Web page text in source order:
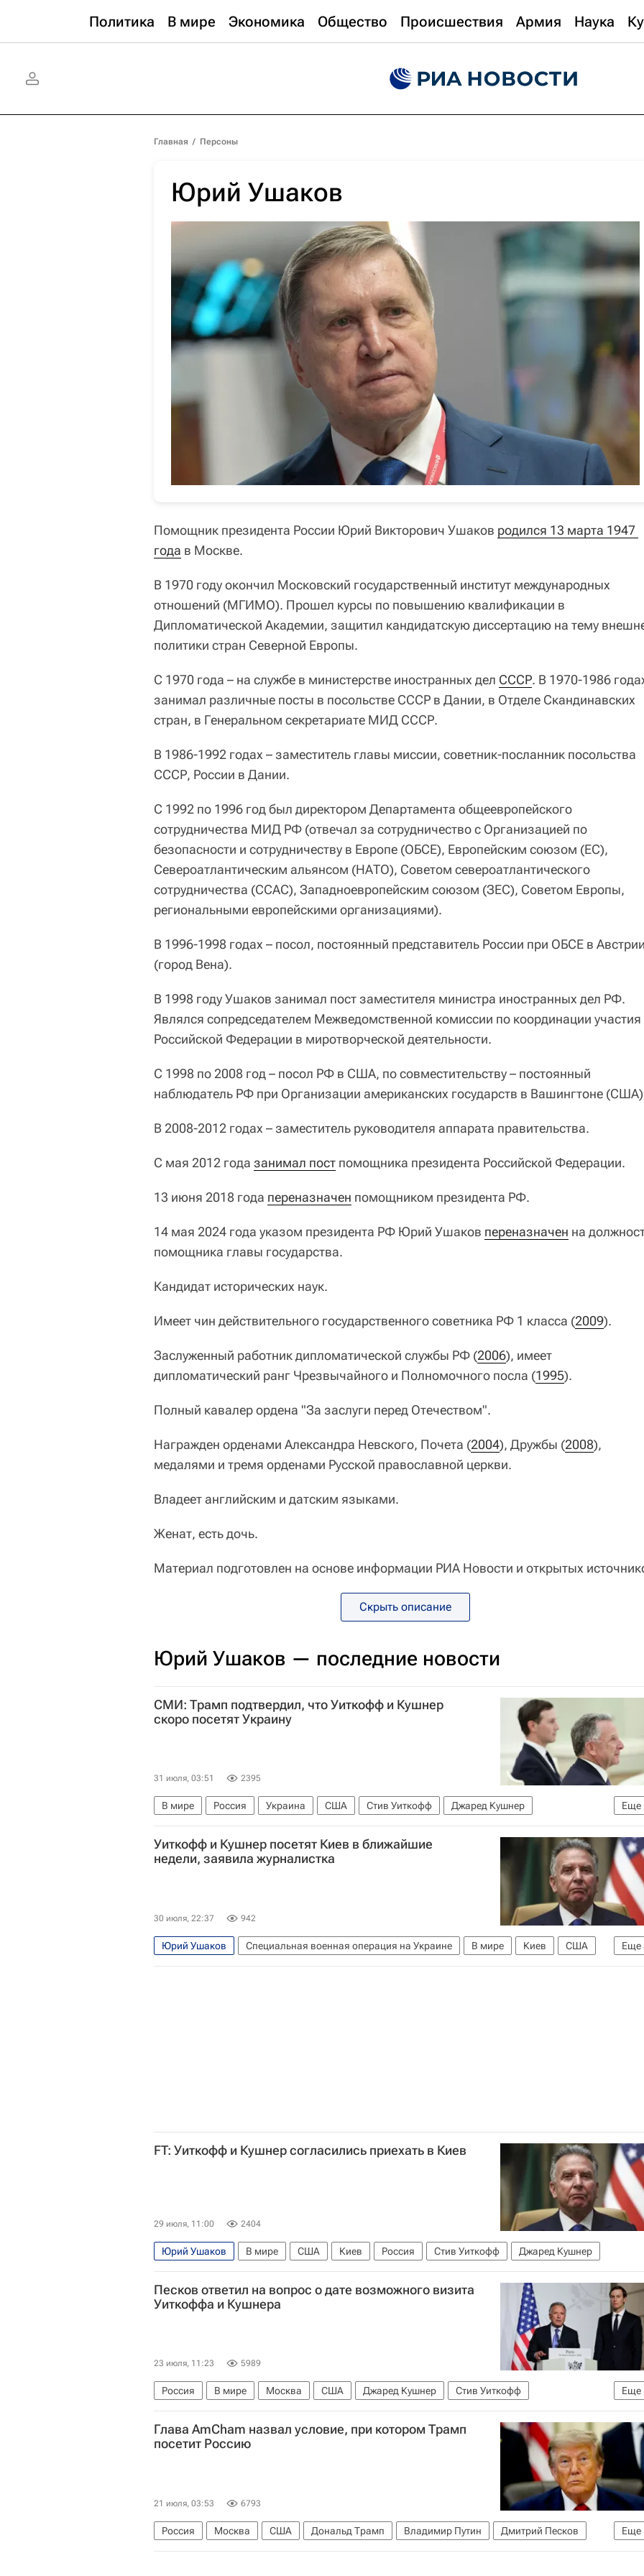
Политика В мире Экономика Общество Происшествия Армия Наука
Главная / Персоны
Юрий Ушаков
Помощник президента России Юрий Викторович Ушаков родился 13 марта 1947
года в Москве.
В 1970 году окончил Московский государственный институт международных
отношений (МГИМО). Прошел курсы по повышению квалификации в
Дипломатической Академии, защитил кандидатскую диссертацию на тему
политики стран Северной Европы.
С 1970 года – на службе в министерстве иностранных дел СССР. В 1970-1986
занимал различные посты в посольстве СССР в Дании, в Отделе Скандинавских
стран, в Генеральном секретариате МИД СССР.
В 1986-1992 годах – заместитель главы миссии, советник-посланник посольства
СССР, России в Дании.
С 1992 по 1996 год был директором Департамента общеевропейского
сотрудничества МИД РФ (отвечал за сотрудничество с Организацией по
безопасности и сотрудничеству в Европе (ОБСЕ), Европейским союзом (ЕС),
Североатлантическим альянсом (НАТО), Советом североатлантического
сотрудничества (ССАС), Западноевропейским союзом (ЗЕС), Советом Европы,
региональными европейскими организациями).
В 1996-1998 годах – посол, постоянный представитель России при ОБСЕ в
(город Вена).
В 1998 году Ушаков занимал пост заместителя министра иностранных дел РФ.
Являлся сопредседателем Межведомственной комиссии по координации участия
Российской Федерации в миротворческой деятельности.
С 1998 по 2008 год – посол РФ в США, по совместительству – постоянный
наблюдатель РФ при Организации американских государств в Вашингтоне
В 2008-2012 годах – заместитель руководителя аппарата правительства.
С мая 2012 года занимал пост помощника президента Российской Федерации.
13 июня 2018 года переназначен помощником президента РФ.
14 мая 2024 года указом президента РФ Юрий Ушаков переназначен на
помощника главы государства.
Кандидат исторических наук.
Имеет чин действительного государственного советника РФ 1 класса (2009).
Заслуженный работник дипломатической службы РФ (2006), имеет
дипломатический ранг Чрезвычайного и Полномочного посла (1995).
Полный кавалер ордена "За заслуги перед Отечеством".
Награжден орденами Александра Невского, Почета (2004), Дружбы (2008),
медалями и тремя орденами Русской православной церкви.
Владеет английским и датским языками.
Женат, есть дочь.
Материал подготовлен на основе информации РИА Новости и открытых
Скрыть описание
Юрий Ушаков — последние новости
СМИ: Трамп подтвердил, что Уиткофф и Кушнер
скоро посетят Украину
31 июля, 03:51 2395
Еще
В мире Россия Украина США Стив Уиткофф
Джаред Кушнер
Дональд Трамп
Уиткофф и Кушнер посетят Киев в ближайшие
недели, заявила журналистка
30 июля, 22:37 942
Еще
Юрий Ушаков Специальная военная операция на Украине В мире Киев
США
Украина
Стив Уиткофф Джаред Кушнер
FT: Уиткофф и Кушнер согласились приехать в Киев
29 июля, 11:00 2404
Юрий Ушаков В мире США Киев Россия Стив Уиткофф Джаред Кушнер
Песков ответил на вопрос о дате возможного визита
Уиткоффа и Кушнера
23 июля, 11:23 5989
Еще
Россия В мире Москва США Джаред Кушнер
Стив Уиткофф
Дмитрий Песков
Глава AmCham назвал условие, при котором Трамп
посетит Россию
21 июля, 03:53 6793
Еще
Россия Москва США Дональд Трамп Владимир Путин
Дмитрий Песков
AmCham